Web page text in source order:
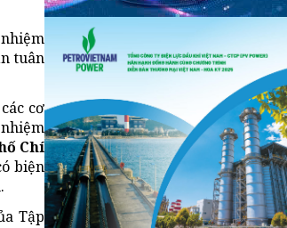
tuân
cơ
Chí
biện
Tập